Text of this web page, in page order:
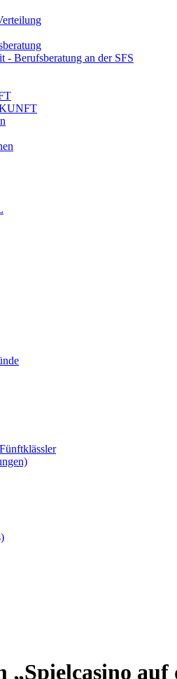
- Berufsberatung an der SFS
„Spielcasino auf